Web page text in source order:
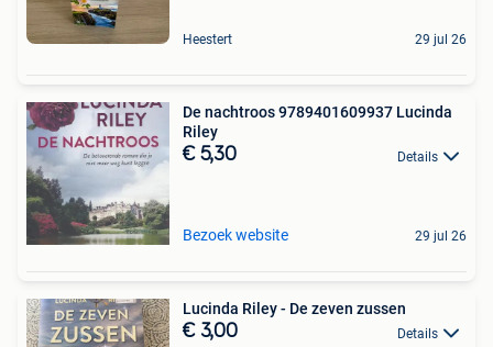
Heestert 29 jul 26
De nachtroos 9789401609937 Lucinda
Riley
€ 5,30 Details
Bezoek website 29 jul 26
Lucinda Riley - De zeven zussen
€ 3,00 Details